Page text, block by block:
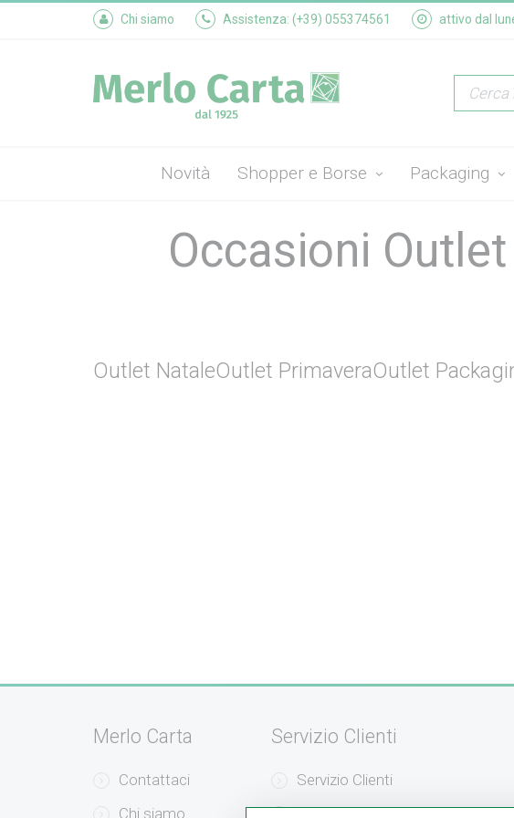
Chi siamo Assistenza: (+39) 055374561 attivo dal
Novità Shopper e Borse Packaging
Occasioni
Outlet NataleOutlet PrimaveraOutlet
Merlo Carta
Contattaci
Chi siamo
Servizio Clienti
Servizio Clienti
Modalità di Pagamento